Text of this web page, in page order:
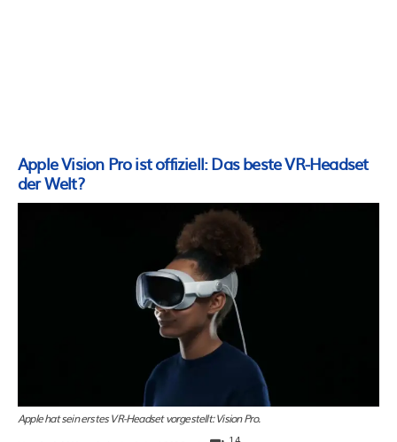
Apple Vision Pro ist offiziell: Das beste VR-Headset
der Welt?
Apple hat sein erstes VR-Headset vorgestellt: Vision Pro.
14